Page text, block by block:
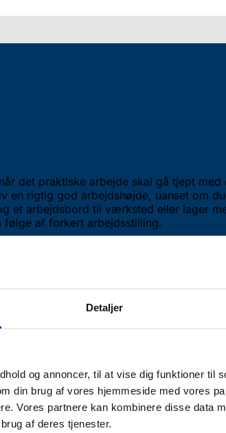
Detaljer
og annoncer, til at vise dig funktioner til
din brug af vores hjemmeside med vores
Vores partnere kan kombinere disse data
af deres tjenester.
det praktiske arbejde skal gå tjept
rigtig god arbejdshøjde, uanset om
et arbejdsbord til værksted eller lager
af forkert arbejdsstilling.